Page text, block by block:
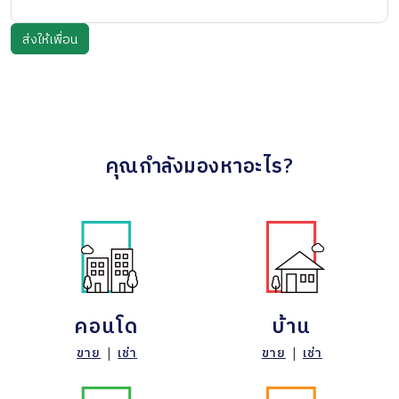
คุณกำลังมองหาอะไร?
คอนโด
ขาย | เช่า
บ้าน
ขาย | เช่า